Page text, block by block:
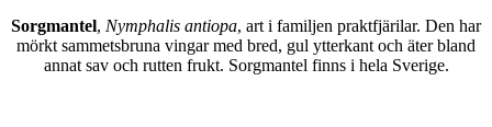
Sorgmantel, Nymphalis antiopa, art i familjen praktfjärilar. Den har
mörkt sammetsbruna vingar med bred, gul ytterkant och äter bland
annat sav och rutten frukt. Sorgmantel finns i hela Sverige.